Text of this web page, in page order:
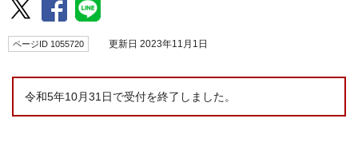
ページID 1055720 更新日 2023年11月1日
令和5年10月31日で受付を終了しました。